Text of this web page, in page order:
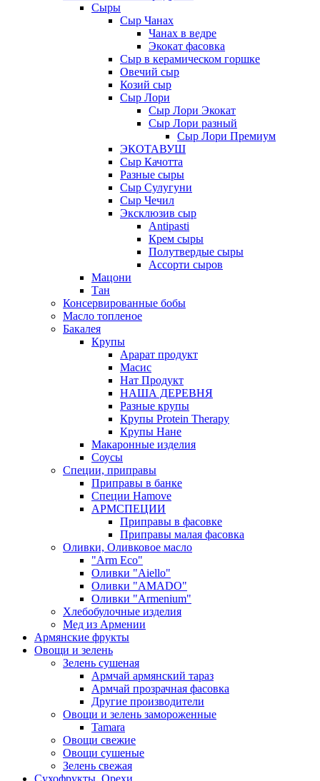
Сыры
Сыр Чанах
Чанах в ведре
Экокат фасовка
Сыр в керамическом горшке
Овечий сыр
Козий сыр
Сыр Лори
Сыр Лори Экокат
Сыр Лори разный
Сыр Лори Премиум
ЭКОТАВУШ
Сыр Качотта
Разные сыры
Сыр Сулугуни
Сыр Чечил
Эксклюзив сыр
Antipasti
Крем сыры
Полутвердые сыры
Ассорти сыров
Мацони
Тан
Консервированные бобы
Масло топленое
Бакалея
Крупы
Арарат продукт
Масис
Нат Продукт
НАША ДЕРЕВНЯ
Разные крупы
Крупы Protein Therapy
Крупы Нане
Макаронные изделия
Соусы
Специи, приправы
Приправы в банке
Специи Hamove
АРМСПЕЦИИ
Приправы в фасовке
Приправы малая фасовка
Оливки, Оливковое масло
"Arm Eco"
Оливки "Aiello"
Оливки "AMADO"
Оливки "Armenium"
Хлебобулочные изделия
Мед из Армении
Армянские фрукты
Овощи и зелень
Зелень сушеная
Армчай армянский тараз
Армчай прозрачная фасовка
Другие производители
Овощи и зелень замороженные
Tamara
Овощи свежие
Овощи сушеные
Зелень свежая
Сухофрукты. Орехи